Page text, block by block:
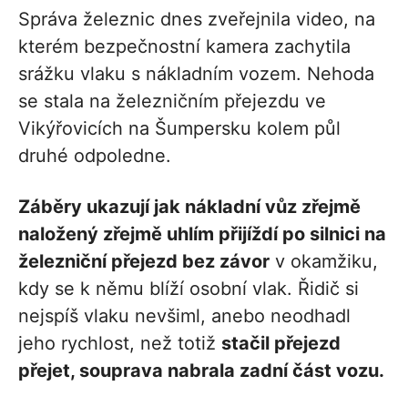
Správa železnic dnes zveřejnila video, na
kterém bezpečnostní kamera zachytila
srážku vlaku s nákladním vozem. Nehoda
se stala na železničním přejezdu ve
Vikýřovicích na Šumpersku kolem půl
druhé odpoledne.
Záběry ukazují jak nákladní vůz zřejmě
naložený zřejmě uhlím přijíždí po silnici na
železniční přejezd bez závor v okamžiku,
kdy se k němu blíží osobní vlak. Řidič si
nejspíš vlaku nevšiml, anebo neodhadl
jeho rychlost, než totiž stačil přejezd
přejet, souprava nabrala zadní část vozu.